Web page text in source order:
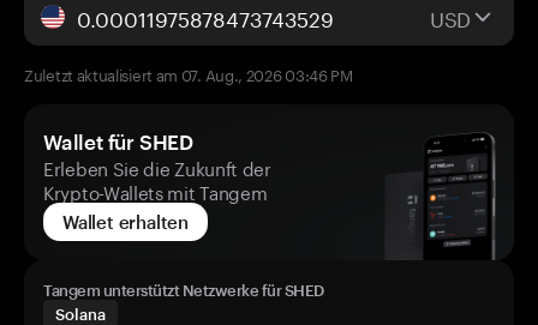
USD
Zuletzt aktualisiert am 07. Aug., 2026 03:46 PM
Wallet für SHED
Erleben Sie die Zukunft der
Krypto-Wallets mit Tangem
Wallet erhalten
Tangem unterstützt Netzwerke für SHED
Solana